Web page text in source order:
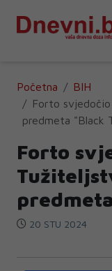
Početna
BIH
Forto
predmeta "Black
Forto
20 STU 2024